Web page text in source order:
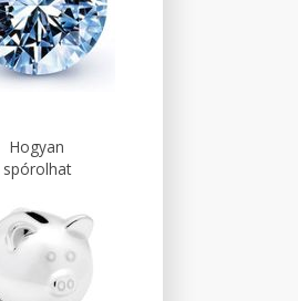
Hogyan
spórolhat